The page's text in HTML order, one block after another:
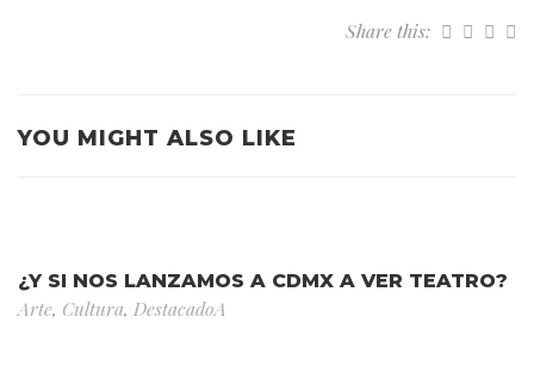
Share this:
YOU MIGHT ALSO LIKE
¿Y SI NOS LANZAMOS A CDMX A VER TEATRO?
Arte, Cultura, DestacadoA